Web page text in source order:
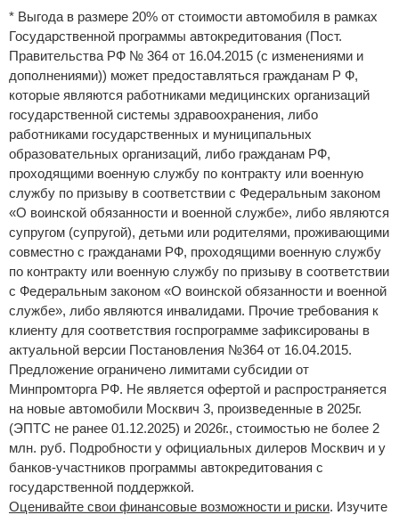
* Выгода в размере 20% от стоимости автомобиля в рамках
Государственной программы автокредитования (Пост.
Правительства РФ № 364 от 16.04.2015 (с изменениями и
дополнениями)) может предоставляться гражданам Р Ф,
которые являются работниками медицинских организаций
государственной системы здравоохранения, либо
работниками государственных и муниципальных
образовательных организаций, либо гражданам РФ,
проходящими военную службу по контракту или военную
службу по призыву в соответствии с Федеральным законом
«О воинской обязанности и военной службе», либо являются
супругом (супругой), детьми или родителями, проживающими
совместно с гражданами РФ, проходящими военную службу
по контракту или военную службу по призыву в соответствии
с Федеральным законом «О воинской обязанности и военной
службе», либо являются инвалидами. Прочие требования к
клиенту для соответствия госпрограмме зафиксированы в
актуальной версии Постановления №364 от 16.04.2015.
Предложение ограничено лимитами субсидии от
Минпромторга РФ. Не является офертой и распространяется
на новые автомобили Москвич 3, произведенные в 2025г.
(ЭПТС не ранее 01.12.2025) и 2026г., стоимостью не более 2
млн. руб. Подробности у официальных дилеров Москвич и у
банков-участников программы автокредитования с
государственной поддержкой.
Оценивайте свои финансовые возможности и риски. Изучите